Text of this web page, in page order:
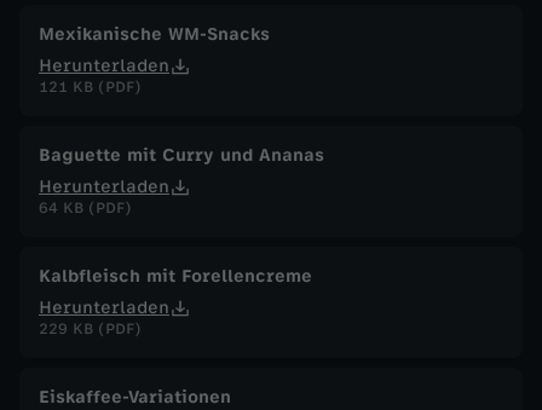
Mexikanische WM-Snacks
Herunterladen
121 KB (PDF)
Baguette mit Curry und Ananas
Herunterladen
64 KB (PDF)
Kalbfleisch mit Forellencreme
Herunterladen
229 KB (PDF)
Eiskaffee-Variationen